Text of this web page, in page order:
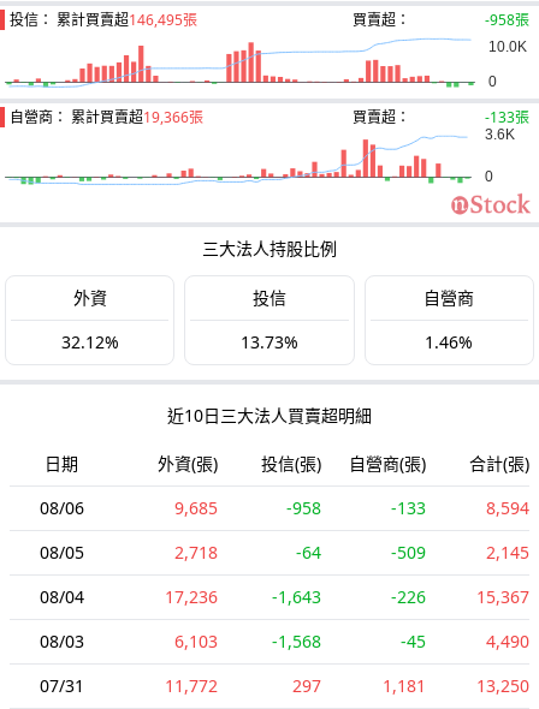
投信： 累計買賣超146,495張 買賣超： -958張
自營商： 累計買賣超19,366張 買賣超： -133張
三大法人持股比例
外資
32.12%
投信
13.73%
自營商
1.46%
近10日三大法人買賣超明細
日期 外資(張) 投信(張) 自營商(張)
合計(張)
08/06
9,685 -958 -133
8,594
08/05
2,718 -64 -509
2,145
08/04
17,236 -1,643 -226
15,367
08/03
6,103 -1,568 -45
4,490
07/31
11,772 297 1,181 13,250